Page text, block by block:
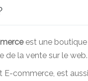
est une boutique
de la vente sur le web.
E-commerce, est